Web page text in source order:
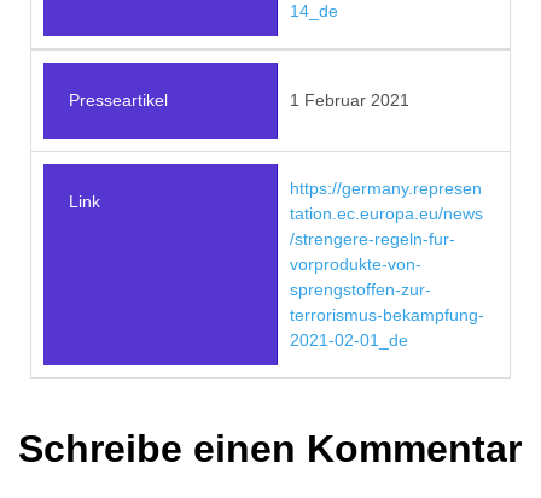
14_de
Presseartikel 1 Februar 2021
Link
https://germany.represen
tation.ec.europa.eu/news
/strengere-regeln-fur-
vorprodukte-von-
sprengstoffen-zur-
terrorismus-bekampfung-
2021-02-01_de
Schreibe einen Kommentar